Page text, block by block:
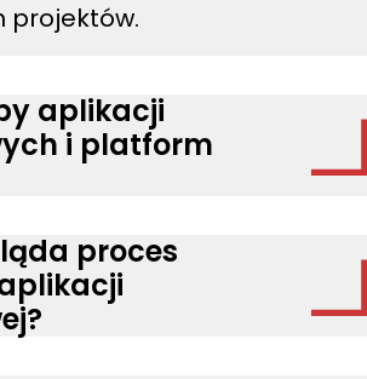
projektów.
aplikacji
i platform
proces